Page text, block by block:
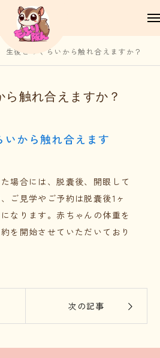
生後どのくらいから触れ合えますか？
触れ合えますか？
いから触れ合えます
場合には、脱囊後、開眼して
ご見学やご予約は脱囊後1ヶ
なります。赤ちゃんの体重を
を開始させていただいており
次の記事